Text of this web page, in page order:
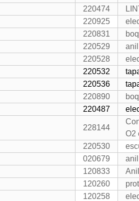
220474
220925
220831
220529
220528
220532
220536
220890
220487
228144
O2
220530
020679
120833
120260
120258